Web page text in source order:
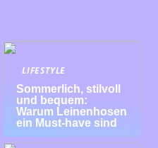
LIFESTYLE
Sommerlich, stilvoll
und bequem:
Warum Leinenhosen
ein Must-have sind